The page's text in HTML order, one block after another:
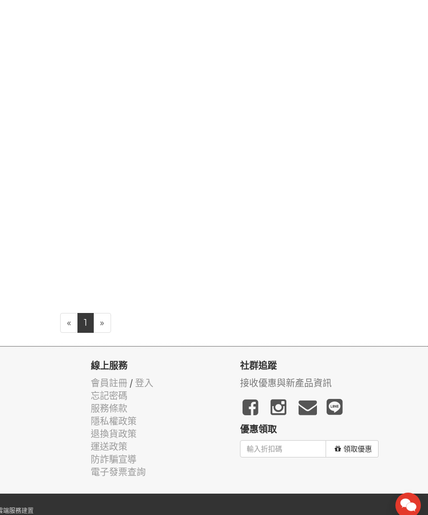
« 1 »
線上服務
會員註冊 / 登入
忘記密碼
服務條款
隱私權政策
退換貨政策
運送政策
防詐騙宣導
電子發票查詢
社群追蹤
接收優惠與新產品資訊
優惠領取
領取優惠
端服務建置